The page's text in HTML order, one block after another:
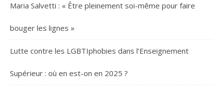
Maria Salvetti : « Être pleinement soi-même pour faire
bouger les lignes »
Lutte contre les LGBTIphobies dans l’Enseignement
Supérieur : où en est-on en 2025 ?